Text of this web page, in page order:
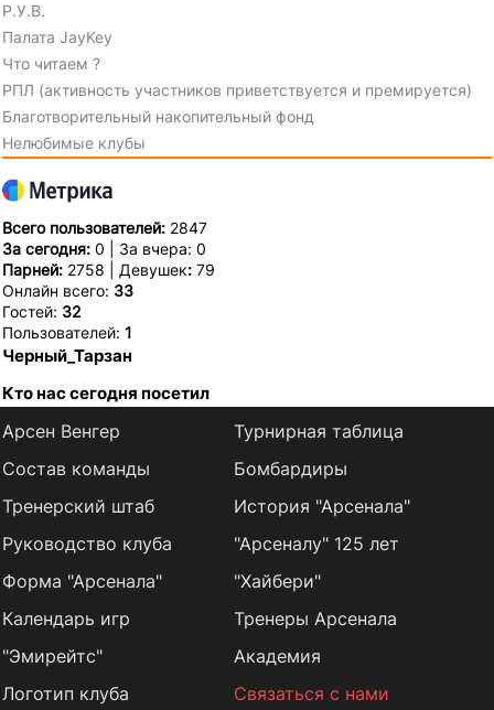
Р.У.В.
Палата JayKey
Что читаем ?
РПЛ (активность участников приветствуется и премируется)
Благотворительный накопительный фонд
Нелюбимые клубы
Всего пользователей: 2847
За сегодня: 0 | За вчера: 0
Парней: 2758 | Девушек: 79
Онлайн всего: 33
Гостей: 32
Пользователей: 1
Черный_Тарзан
Кто нас сегодня посетил
Арсен Венгер
Состав команды
Тренерский штаб
Руководство клуба
Форма "Арсенала"
Календарь игр
Турнирная таблица
Бомбардиры
История "Арсенала"
"Арсеналу" 125 лет
"Хайбери"
Тренеры Арсенала
"Эмирейтс"
Логотип клуба
Академия
Связаться с нами